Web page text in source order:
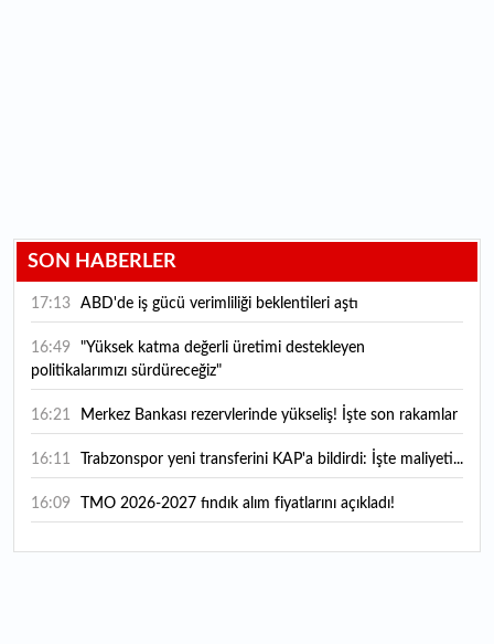
SON HABERLER
17:13 ABD'de iş gücü verimliliği beklentileri aştı
16:49
politikalarımızı sürdüreceğiz"
16:21 Merkez Bankası rezervlerinde yükseliş! İşte son rakamlar
16:11 Trabzonspor yeni transferini KAP'a bildirdi: İşte maliyeti...
16:09 TMO 2026-2027 fındık alım fiyatlarını açıkladı!